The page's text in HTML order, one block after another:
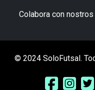
Colabora con nostros
© 2024 SoloFutsal.